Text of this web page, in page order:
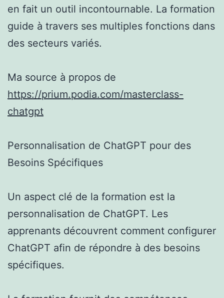
en fait un outil incontournable. La formation
guide à travers ses multiples fonctions dans
des secteurs variés.
Ma source à propos de
https://prium.podia.com/masterclass-
chatgpt
Personnalisation de ChatGPT pour des
Besoins Spécifiques
Un aspect clé de la formation est la
personnalisation de ChatGPT. Les
apprenants découvrent comment configurer
ChatGPT afin de répondre à des besoins
spécifiques.